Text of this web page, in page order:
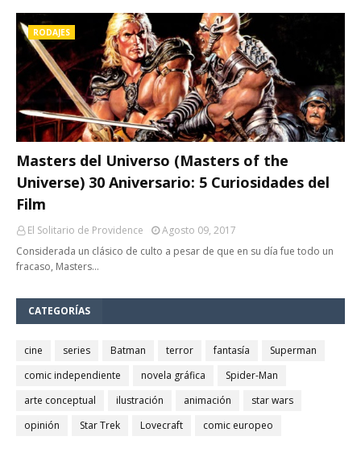
RODAJES
Masters del Universo (Masters of the
Universe) 30 Aniversario: 5 Curiosidades del
Film
El Solitario de Providence
Agosto 09, 2017
Considerada un clásico de culto a pesar de que en su día fue todo un
fracaso, Masters…
CATEGORÍAS
cine series Batman terror fantasía
Superman
comic independiente
novela gráfica
Spider-Man
arte conceptual
ilustración animación
star wars
opinión
Star Trek Lovecraft comic europeo